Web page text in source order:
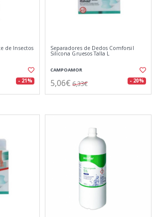
de Insectos
- 21%
Separadores de Dedos Comforsil
Silicona Gruesos Talla L
CAMPOAMOR
5,06€ 6,33€ - 20%